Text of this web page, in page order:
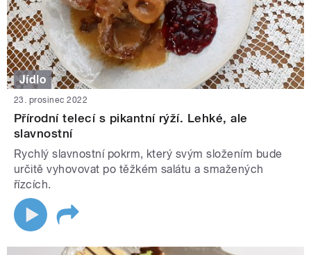
Jídlo
23. prosinec 2022
Přírodní telecí s pikantní rýží. Lehké, ale
slavnostní
Rychlý slavnostní pokrm, který svým složením bude
určitě vyhovovat po těžkém salátu a smažených
řízcích.